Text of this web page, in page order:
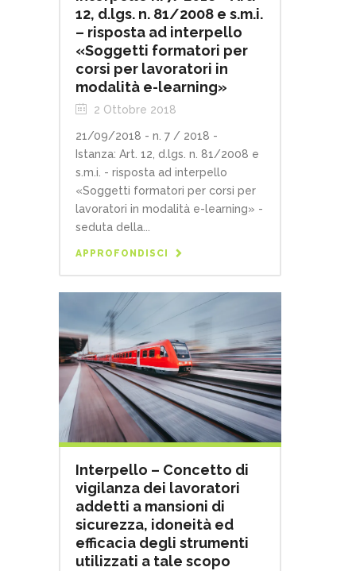
12, d.lgs. n. 81/2008 e s.m.i.
– risposta ad interpello
«Soggetti formatori per
corsi per lavoratori in
modalità e-learning»
2 Ottobre 2018
21/09/2018 - n. 7 / 2018 -
Istanza: Art. 12, d.lgs. n. 81/2008 e
s.m.i. - risposta ad interpello
«Soggetti formatori per corsi per
lavoratori in modalità e-learning» -
seduta della...
APPROFONDISCI
Interpello – Concetto di
vigilanza dei lavoratori
addetti a mansioni di
sicurezza, idoneità ed
efficacia degli strumenti
utilizzati a tale scopo